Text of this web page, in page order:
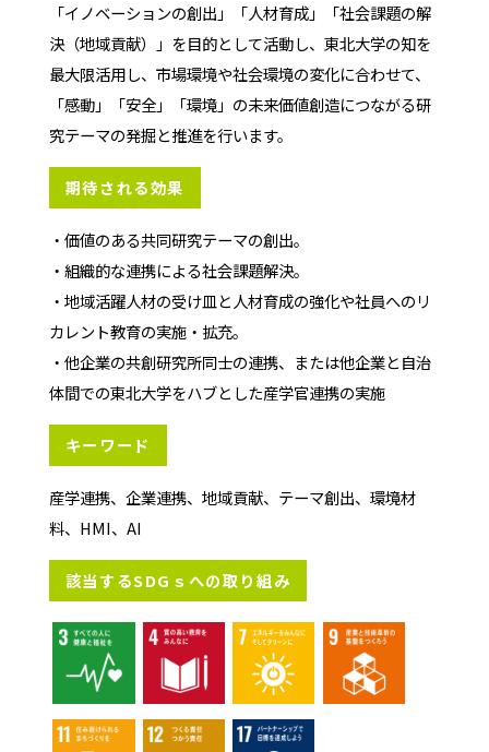
「イノベーションの創出」「人材育成」「社会課題の解
決（地域貢献）」を目的として活動し、東北大学の知を
最大限活用し、市場環境や社会環境の変化に合わせて、
「感動」「安全」「環境」の未来価値創造につながる研
究テーマの発掘と推進を行います。
期待される効果
・価値のある共同研究テーマの創出。
・組織的な連携による社会課題解決。
・地域活躍人材の受け皿と人材育成の強化や社員へのリ
カレント教育の実施・拡充。
・他企業の共創研究所同士の連携、または他企業と自治
体間での東北大学をハブとした産学官連携の実施
キーワード
産学連携、企業連携、地域貢献、テーマ創出、環境材
料、HMI、AI
該当するSDGｓへの取り組み